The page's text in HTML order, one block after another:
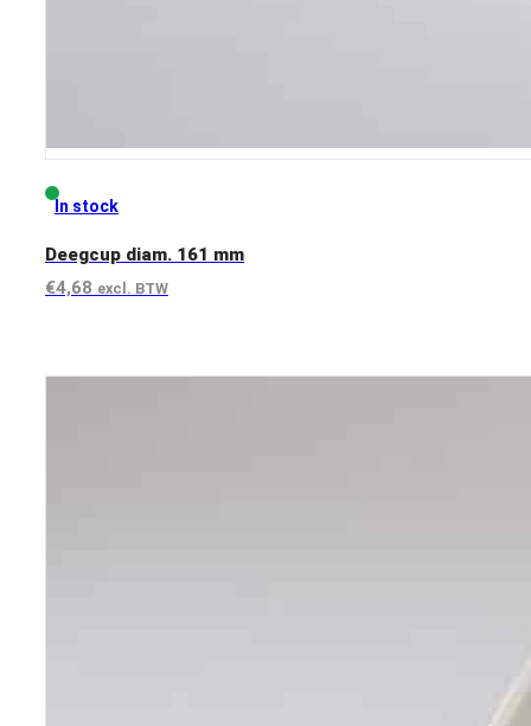
In stock
Deegcup diam. 161 mm
€4,68 excl. BTW